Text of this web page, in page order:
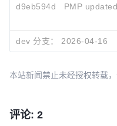
d9eb594d
PMP
dev 分支： 2026-04-16
本站新闻禁止未经授权转载
评论: 2